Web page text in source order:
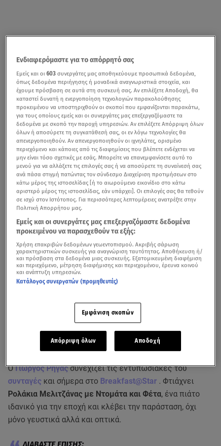
ΟΓιώργος Ρήγαςσυνεχίζει τις εντυπωσιακές του
συνταγές και σήμερα στο Breakfast@Star . Φτιάχνει
Ρολάκια Μελιτζάνας με Ντομάτα και Φέτα, ένα πιάτο
ιδανικό για την εποχή και κλέβει την παράσταση, όχι
μόνο γευστικά αλλά και οπτικά.
Ενδιαφερόμαστε για το απόρρητό σας
Εμείς και οι603 συνεργάτες μας αποθηκεύουμε προσωπικά δεδομένα,
όπως δεδομένα περιήγησης ή μοναδικά αναγνωριστικά στοιχεία, και
έχουμε πρόσβαση σε αυτά στη συσκευή σας. Αν επιλέξετε Αποδοχή, θα
καταστεί δυνατή η ενεργοποίηση τεχνολογιών παρακολούθησης
προκειμένου να υποστηριχθούν οι σκοποί που εμφανίζονται παρακάτω,
για τους οποίους εμείς και οι συνεργάτες μας επεξεργαζόμαστε τα
δεδομένα με σκοπό την παροχή υπηρεσιών. Αν επιλέξετε Απόρριψη όλων
όλων ή αποσύρετε τη συγκατάθεσή σας, οι εν λόγω τεχνολογίες θα
απενεργοποιηθούν. Αν απενεργοποιηθούν οι ιχνηλάτες, ορισμένο
περιεχόμενο και κάποιες από τις διαφημίσεις που βλέπετε ενδέχεται να
μην είναι τόσο σχετικές με εσάς. Μπορείτε να επανεμφανίσετε αυτό το
μενού για να αλλάξετε τις επιλογές σας ή να αποσύρετε τη συναίνεσή σας
ανά πάσα στιγμή πατώντας τον σύνδεσμο Διαχείριση προτιμήσεων στο
κάτω μέρος της ιστοσελίδας [ή το αιωρούμενο εικονίδιο στο κάτω
αριστερό μέρος της ιστοσελίδας, εάν υπάρχει]. Οι επιλογές σας θα τεθούν
σε ισχύ στον Ιστότοπος. Για περισσότερες λεπτομέρειες ανατρέξτε στην
Πολιτική Απορρήτου μας.
Εμείς και οι συνεργάτες μας επεξεργαζόμαστε δεδομένα
προκειμένου να παρασχεθούν τα εξής:
Χρήση επακριβών δεδομένων γεωεντοπισμού. Ακριβής σάρωση
χαρακτηριστικών συσκευής για αναγνώριση ταυτότητας. Αποθήκευση ή/
και πρόσβαση στα δεδομένα μιας συσκευής. Εξατομικευμένη διαφήμιση
και περιεχόμενο, μέτρηση διαφήμισης και περιεχομένου, έρευνα κοινού
και ανάπτυξη υπηρεσιών.
Κατάλογος συνεργατών (προμηθευτές)
Εμφάνιση σκοπών
Απόρριψη όλων Αποδοχή